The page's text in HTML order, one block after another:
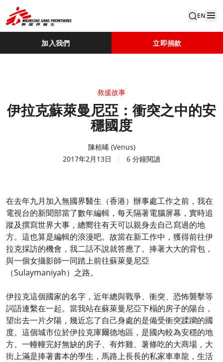
EN
加入我們 立即捐款
救援故事
伊拉克蘇萊曼尼亞：衝突之中的安
穩國度
陳栢晞 (Venus)
2017年2月13日
6 分鐘閱讀
在去年九月加入無國界醫生（香港）辦事處工作之前，我在
電視台的新聞部當了數年編輯，每天隔著電腦屏幕，實時追
蹤及撰寫世界大事，總嚮往有天可以親身去自己寫過的地
方。這也算是編輯的浪漫吧。故當在新工作中，獲得前往伊
拉克採訪的機會，我二話不說就答應了。捧著大大的背包，
與一個女攝影師一同踏上前往蘇萊曼尼亞
（Sulaymaniyah）之路。
伊拉克這個國家的名字，近年總與戰爭、衝突、恐怖襲擊等
詞語連繫在一起。當我站在蘇萊曼尼亞下榻的房子的陽台，
望出去一片夕陽，幾近忘了自己身處的是備受衝突蹂躪的國
度。這個城市位於伊拉克庫爾德地區，是國內較為安穩的地
方。一幢幢完好無缺的房子、有炸雞、薯條吃的大商場，大
街上滿是捧著書本的學生，馬路上長長的私家車車龍，生活